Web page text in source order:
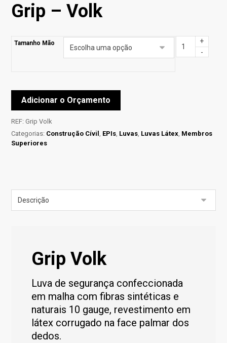
Grip – Volk
Tamanho Mão
+
-
Adicionar o Orçamento
REF:Grip Volk
Categorias: Construção Cívil, EPIs, Luvas, Luvas Látex, Membros
Superiores
Grip Volk
Luva de segurança confeccionada
em malha com fibras sintéticas e
naturais 10 gauge, revestimento em
látex corrugado na face palmar dos
dedos.